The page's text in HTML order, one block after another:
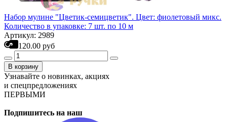
Набор мулине "Цветик-семицветик". Цвет: фиолетовый микс.
Количество в упаковке: 7 шт. по 10 м
Артикул: 2989
120.00 руб
В корзину
Узнавайте о новинках, акциях
и спецпредложениях
ПЕРВЫМИ
Подпишитесь на наш